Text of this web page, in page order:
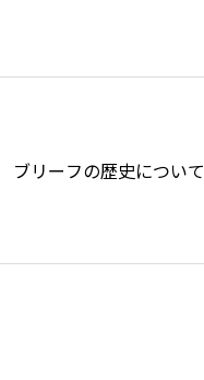
ブリーフの歴史について